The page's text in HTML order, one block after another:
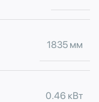
1835 мм
0.46 кВт